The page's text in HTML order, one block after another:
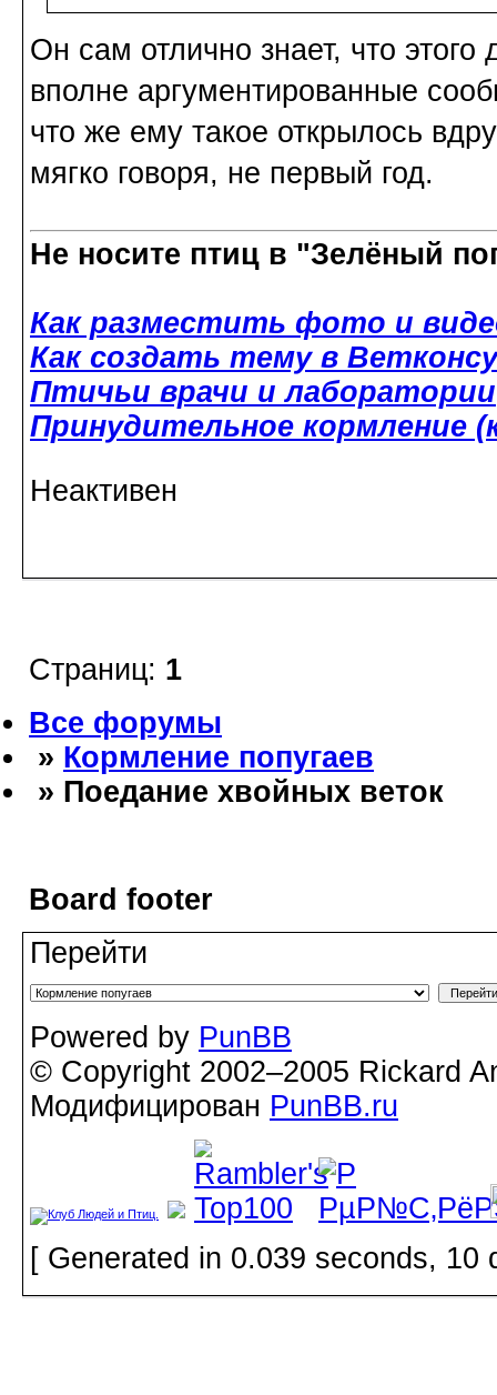
Он сам отлично знает, что
вполне аргументированные
что же ему такое открылось
мягко говоря, не первый год.
Не носите птиц в "Зелёный
Как разместить фото и
Как создать тему в
Птичьи врачи и лаборатории
Принудительное кормление
Неактивен
Страниц: 1
Все форумы
» Кормление попугаев
» Поедание хвойных веток
Board footer
Перейти
Powered by PunBB
© Copyright 2002–2005 Rickard
Модифицирован PunBB.ru
[ Generated in 0.039 seconds, 10